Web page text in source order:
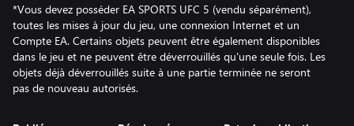
*Vous devez posséder EA SPORTS UFC 5 (vendu séparément),
toutes les mises à jour du jeu, une connexion Internet et un
Compte EA. Certains objets peuvent être également disponibles
dans le jeu et ne peuvent être déverrouillés qu'une seule fois. Les
objets déjà déverrouillés suite à une partie terminée ne seront
pas de nouveau autorisés.